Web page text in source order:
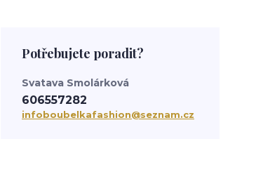
Potřebujete poradit?
Svatava Smolárková
606557282
infoboubelkafashion@seznam.cz